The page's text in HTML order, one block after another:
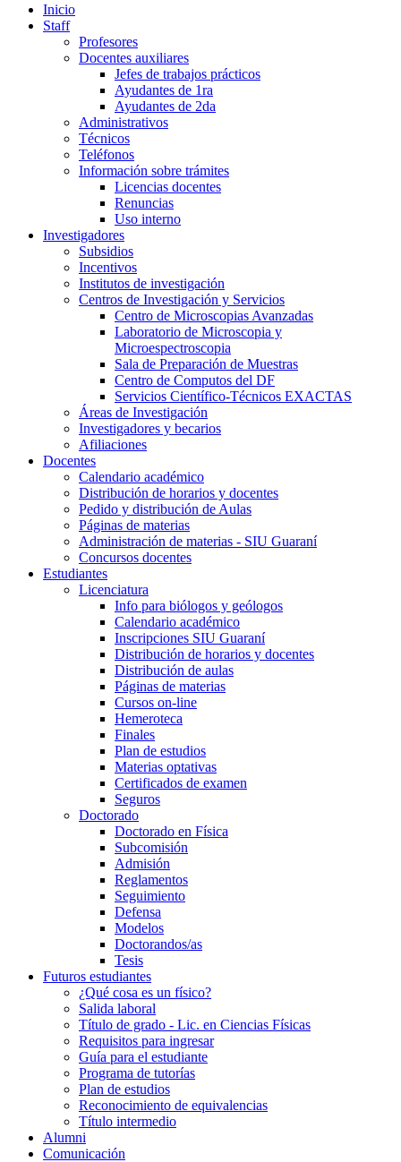
Inicio
Staff
Profesores
Docentes auxiliares
Jefes de trabajos prácticos
Ayudantes de 1ra
Ayudantes de 2da
Administrativos
Técnicos
Teléfonos
Información sobre trámites
Licencias docentes
Renuncias
Uso interno
Investigadores
Subsidios
Incentivos
Institutos de investigación
Centros de Investigación y Servicios
Centro de Microscopias Avanzadas
Laboratorio de Microscopia y
Microespectroscopia
Sala de Preparación de Muestras
Centro de Computos del DF
Servicios Científico-Técnicos EXACTAS
Áreas de Investigación
Investigadores y becarios
Afiliaciones
Docentes
Calendario académico
Distribución de horarios y docentes
Pedido y distribución de Aulas
Páginas de materias
Administración de materias - SIU Guaraní
Concursos docentes
Estudiantes
Licenciatura
Info para biólogos y geólogos
Calendario académico
Inscripciones SIU Guaraní
Distribución de horarios y docentes
Distribución de aulas
Páginas de materias
Cursos on-line
Hemeroteca
Finales
Plan de estudios
Materias optativas
Certificados de examen
Seguros
Doctorado
Doctorado en Física
Subcomisión
Admisión
Reglamentos
Seguimiento
Defensa
Modelos
Doctorandos/as
Tesis
Futuros estudiantes
¿Qué cosa es un físico?
Salida laboral
Título de grado - Lic. en Ciencias Físicas
Requisitos para ingresar
Guía para el estudiante
Programa de tutorías
Plan de estudios
Reconocimiento de equivalencias
Título intermedio
Alumni
Comunicación